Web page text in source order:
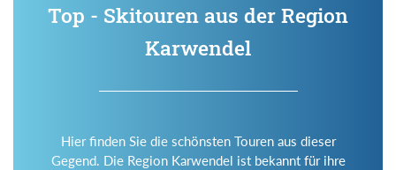
Top - Skitouren aus der Region
Karwendel
Hier finden Sie die schönsten Touren aus dieser
Gegend. Die Region Karwendel ist bekannt für ihre